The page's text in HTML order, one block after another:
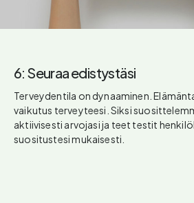
6: Seuraa edistystäsi
Terveydentila on dynaaminen.
vaikutus terveyteesi. Siksi
aktiivisesti arvojasi ja teet testit
suositustesi mukaisesti.